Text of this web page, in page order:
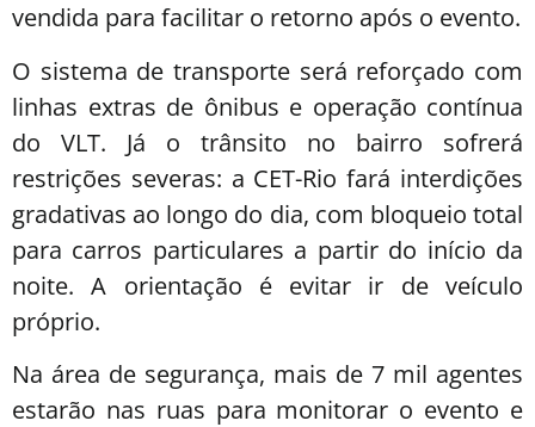
vendida para facilitar o retorno após o evento.
O sistema de transporte será reforçado com
linhas extras de ônibus e operação contínua
do VLT. Já o trânsito no bairro sofrerá
restrições severas: a CET-Rio fará interdições
gradativas ao longo do dia, com bloqueio total
para carros particulares a partir do início da
noite. A orientação é evitar ir de veículo
próprio.
Na área de segurança, mais de 7 mil agentes
estarão nas ruas para monitorar o evento e